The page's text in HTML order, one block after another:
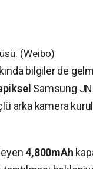
(Weibo)
bilgiler de
Samsung
arka kamera
4,800mAh